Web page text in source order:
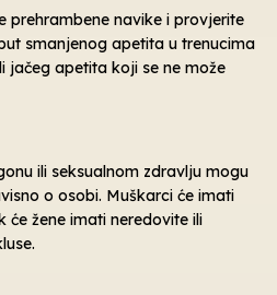
prehrambene navike i provjerite
smanjenog apetita u trenucima
jačeg apetita koji se ne može
ili seksualnom zdravlju mogu
o osobi. Muškarci će imati
žene imati neredovite ili